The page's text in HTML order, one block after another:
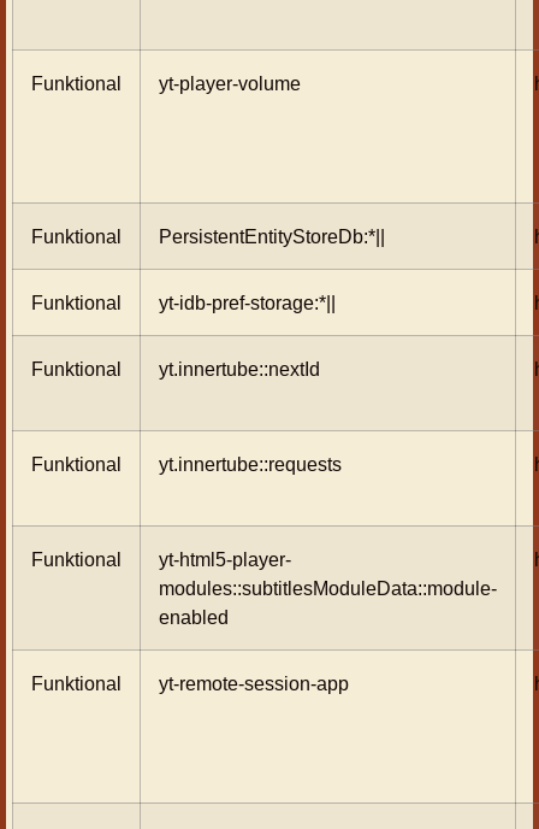
Funktional yt-player-volume
Funktional PersistentEntityStoreDb:*||
Funktional yt-idb-pref-storage:*||
Funktional yt.innertube::nextId
Funktional yt.innertube::requests
Funktional
yt-html5-player-
modules::subtitlesModuleData::module-
enabled
Funktional yt-remote-session-app